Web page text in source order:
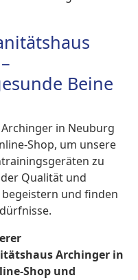
Beine
Archinger in Neuburg
Shop, um unsere
zu
Qualität und
und finden
Archinger in
Shop und